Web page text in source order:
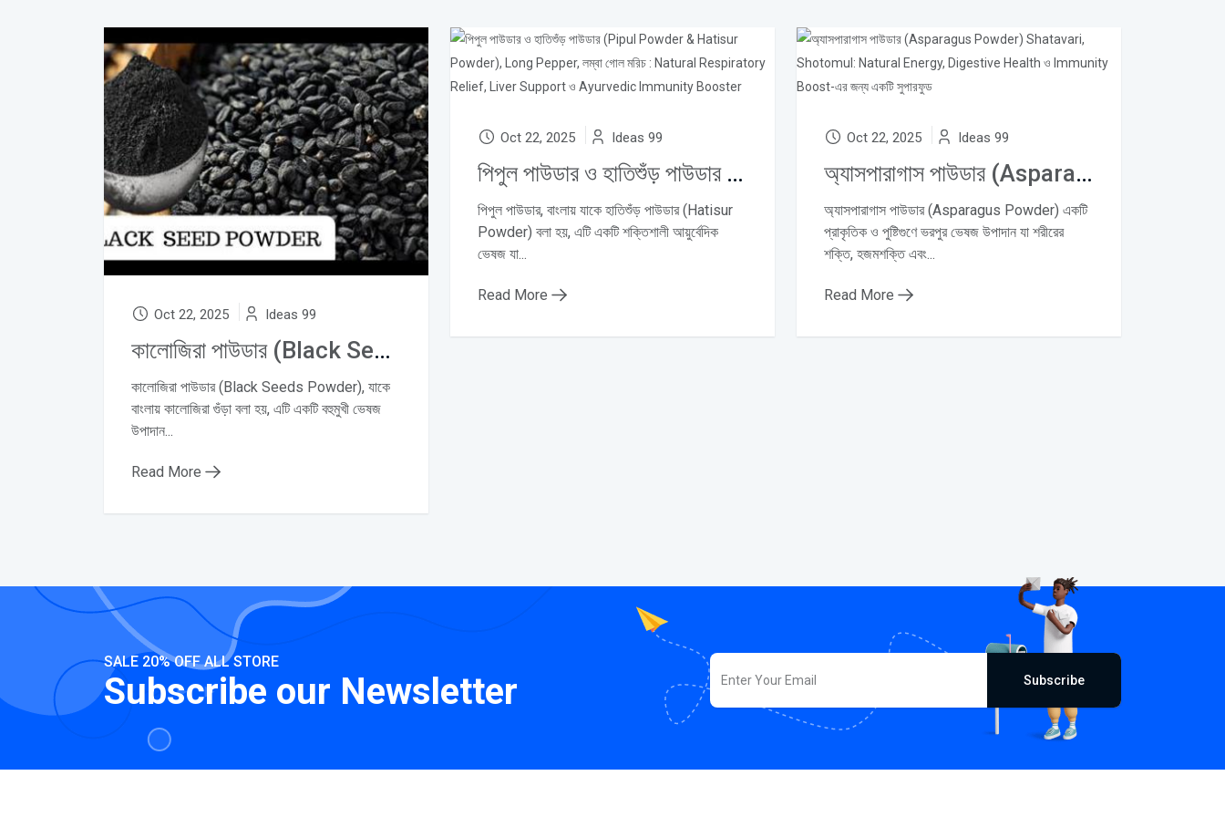
Oct 22, 2025 Ideas 99
কালোজিরা পাউডার (Black Seeds Powder): Natural Immunity, Hair Growth ও Digestive Wellness-এর জন্য উপকারী ভেষজ
কালোজিরা পাউডার (Black Seeds Powder), যাকে
বাংলায় কালোজিরা গুঁড়া বলা হয়, এটি একটি বহুমুখী ভেষজ
উপাদান...
Read More
Oct 22, 2025 Ideas 99
পিপুল পাউডার ও হাতিশুঁড় পাউডার (Pipul Powder & Hatisur Powder), Long Pepper, লম্বা গোল মরিচ : Natural Respiratory Relief, Liver Support ও Ayurvedic Immunity Booster
পিপুল পাউডার, বাংলায় যাকে হাতিশুঁড় পাউডার (Hatisur
Powder) বলা হয়, এটি একটি শক্তিশালী আয়ুর্বেদিক
ভেষজ যা...
Read More
Oct 22, 2025 Ideas 99
অ্যাসপারাগাস পাউডার (Asparagus Powder) Shatavari, Shotomul: Natural Energy, Digestive Health ও Immunity Boost-এর জন্য একটি সুপারফুড
অ্যাসপারাগাস পাউডার (Asparagus Powder) একটি
প্রাকৃতিক ও পুষ্টিগুণে ভরপুর ভেষজ উপাদান যা শরীরের
শক্তি, হজমশক্তি এবং...
Read More
SALE 20% OFF ALL STORE
Subscribe our Newsletter Subscribe